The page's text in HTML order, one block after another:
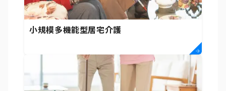
小規模多機能型居宅介護